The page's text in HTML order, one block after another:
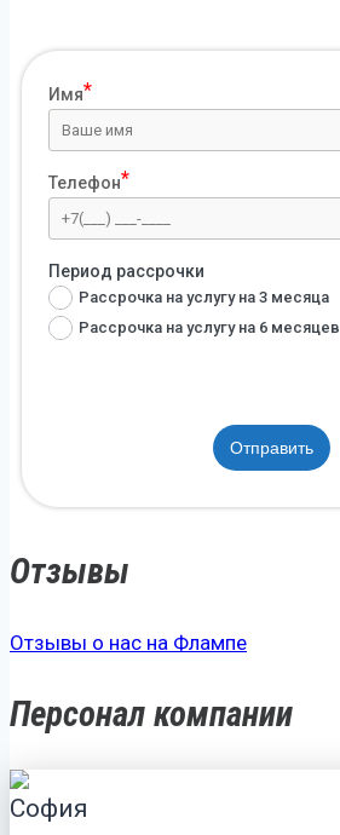
Имя
Телефон
Период рассрочки
Рассрочка на услугу на 3 месяца
Рассрочка на услугу на 6 месяцев
Отправить
Отзывы
Отзывы о нас на Флампе
Персонал компании
София